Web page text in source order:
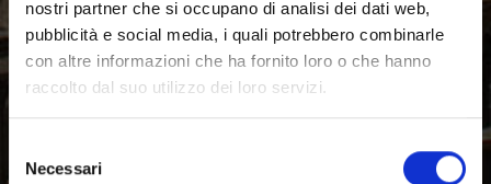
nostri partner che si occupano di analisi dei dati web,
pubblicità e social media, i quali potrebbero combinarle
con altre informazioni che ha fornito loro o che hanno
raccolto dal suo utilizzo dei loro servizi.
delNecessari